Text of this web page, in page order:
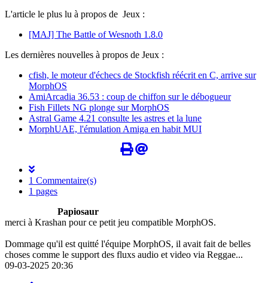
L'article le plus lu à propos de Jeux :
[MAJ] The Battle of Wesnoth 1.8.0
Les dernières nouvelles à propos de Jeux :
cfish, le moteur d'échecs de Stockfish réécrit en C, arrive sur
MorphOS
AmiArcadia 36.53 : coup de chiffon sur le débogueur
Fish Fillets NG plonge sur MorphOS
Astral Game 4.21 consulte les astres et la lune
MorphUAE, l'émulation Amiga en habit MUI
1 Commentaire(s)
1 pages
Papiosaur
merci à Krashan pour ce petit jeu compatible MorphOS.
Dommage qu'il est quitté l'équipe MorphOS, il avait fait de belles
choses comme le support des fluxs audio et video via Reggae...
09-03-2025 20:36